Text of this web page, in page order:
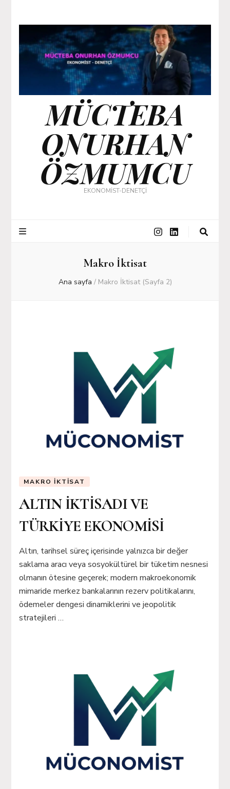
MÜCTEBA
ONURHAN
ÖZMUMCU
EKONOMİST-DENETÇİ
Makro İktisat
Ana sayfa / Makro İktisat (Sayfa 2)
MAKRO İKTISAT
ALTIN İKTİSADI VE
TÜRKİYE EKONOMİSİ
Altın, tarihsel süreç içerisinde yalnızca bir değer
saklama aracı veya sosyokültürel bir tüketim nesnesi
olmanın ötesine geçerek; modern makroekonomik
mimaride merkez bankalarının rezerv politikalarını,
ödemeler dengesi dinamiklerini ve jeopolitik
stratejileri …